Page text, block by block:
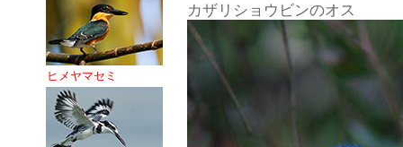
ヒメヤマセミ
カザリショウビンのオス